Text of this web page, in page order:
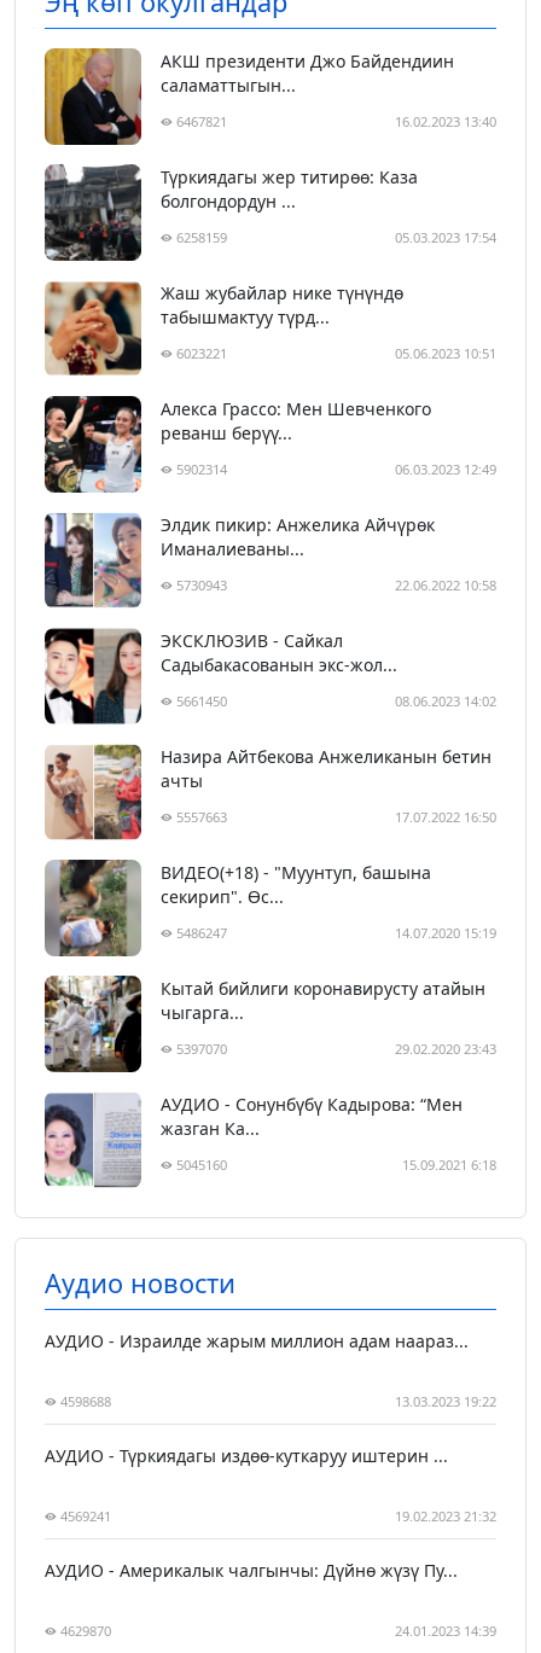
АКШ президенти Джо Байдендиин
саламаттыгын...
6467821 16.02.2023 13:40
Түркиядагы жер титирөө: Каза
болгондордун ...
6258159 05.03.2023 17:54
Жаш жубайлар нике түнүндө
табышмактуу түрд...
6023221 05.06.2023 10:51
Алекса Грассо: Мен Шевченкого
реванш берүү...
5902314 06.03.2023 12:49
Элдик пикир: Анжелика Айчүрөк
Иманалиеваны...
5730943 22.06.2022 10:58
ЭКСКЛЮЗИВ - Сайкал
Садыбакасованын экс-жол...
5661450 08.06.2023 14:02
Назира Айтбекова Анжеликанын бетин
ачты
5557663 17.07.2022 16:50
ВИДЕО(+18) - "Муунтуп, башына
секирип". Өс...
5486247 14.07.2020 15:19
Кытай бийлиги коронавирусту атайын
чыгарга...
5397070 29.02.2020 23:43
АУДИО - Сонунбүбү Кадырова: “Мен
жазган Ка...
5045160 15.09.2021 6:18
Аудио новости
АУДИО - Израилде жарым миллион адам наараз...
4598688 13.03.2023 19:22
АУДИО - Түркиядагы издөө-куткаруу иштерин ...
4569241 19.02.2023 21:32
АУДИО - Америкалык чалгынчы: Дүйнө жүзү Пу...
4629870 24.01.2023 14:39